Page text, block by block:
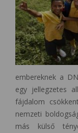
embereknek a
egy jellegzetes
fájdalom
nemzeti
más külső